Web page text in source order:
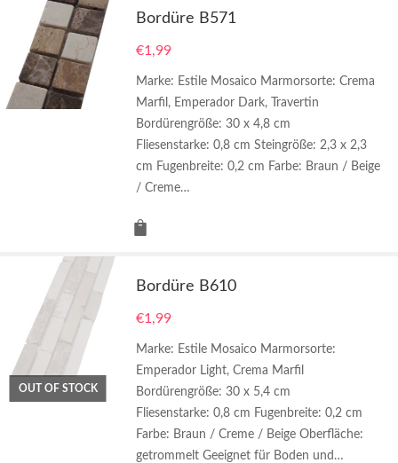
Bordüre B571
€1,99
Marke: Estile Mosaico Marmorsorte: Crema
Marfil, Emperador Dark, Travertin
Bordürengröße: 30 x 4,8 cm
Fliesenstarke: 0,8 cm Steingröße: 2,3 x 2,3
cm Fugenbreite: 0,2 cm Farbe: Braun / Beige
/ Creme…
OUT OF STOCK
Bordüre B610
€1,99
Marke: Estile Mosaico Marmorsorte:
Emperador Light, Crema Marfil
Bordürengröße: 30 x 5,4 cm
Fliesenstarke: 0,8 cm Fugenbreite: 0,2 cm
Farbe: Braun / Creme / Beige Oberfläche:
getrommelt Geeignet für Boden und…